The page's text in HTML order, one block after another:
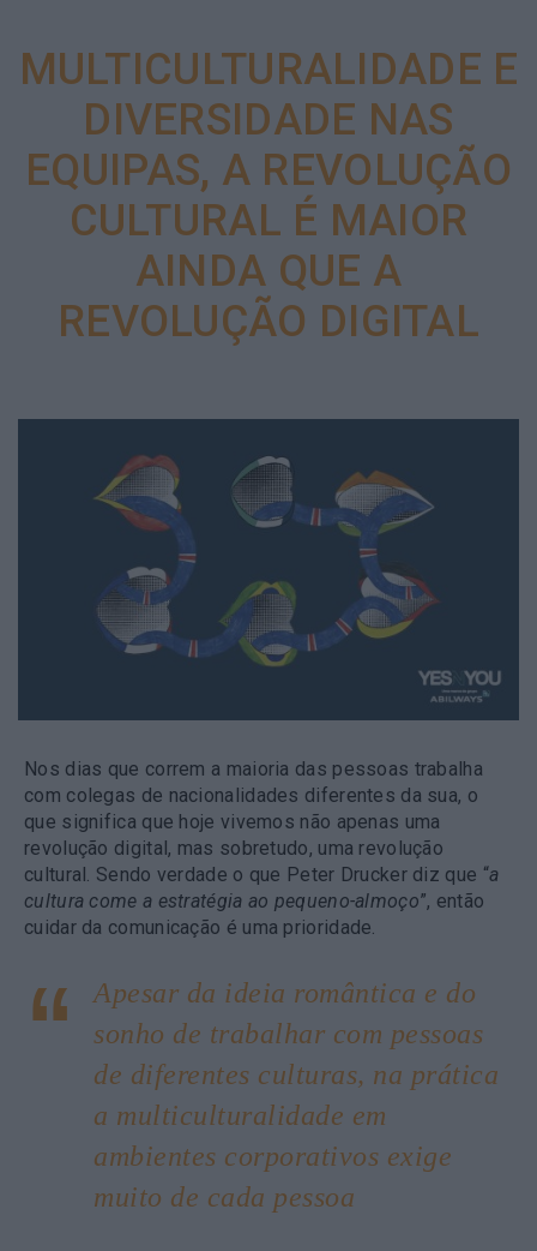
MULTICULTURALIDADE E
DIVERSIDADE NAS
EQUIPAS, A REVOLUÇÃO
CULTURAL É MAIOR
AINDA QUE A
REVOLUÇÃO DIGITAL
Nos dias que correm a maioria das pessoas trabalha
com colegas de nacionalidades diferentes da sua, o
que significa que hoje vivemos não apenas uma
revolução digital, mas sobretudo, uma revolução
cultural. Sendo verdade o que Peter Drucker diz que “a
cultura come a estratégia ao pequeno-almoço”, então
cuidar da comunicação é uma prioridade.
Apesar da ideia romântica e do
sonho de trabalhar com pessoas
de diferentes culturas, na prática
a multiculturalidade em
ambientes corporativos exige
muito de cada pessoa